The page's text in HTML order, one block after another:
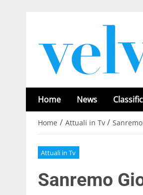
Home News
Home / Attuali in Tv /
Attuali in Tv
Sanremo